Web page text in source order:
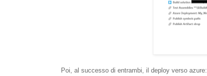
Poi, al successo di entrambi, il deploy verso azure: